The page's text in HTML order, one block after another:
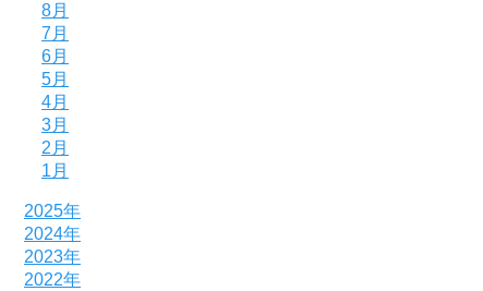
8月
7月
6月
5月
4月
3月
2月
1月
2025年
2024年
2023年
2022年